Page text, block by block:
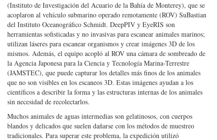
Los sistemas de imagen incluyeron los instrumentos DeepPIV
(velocimetría de imágenes de partículas) y EyeRIS (sistema de imagen
remota), desarrollados por el Laboratorio de Bioinspiración del MBARI
(Instituto de Investigación del Acuario de la Bahía de Monterey), que se
acoplaron al vehículo submarino operado remotamente (ROV) SuBastian
del Instituto Oceanográfico Schmidt. DeepPIV y EyeRIS son
herramientas sofisticadas y no invasivas para escanear animales marinos;
utilizan láseres para escanear organismos y crear imágenes 3D de los
mismos. Además, el equipo acopló al ROV una cámara de sombreado de
la Agencia Japonesa para la Ciencia y Tecnología Marina-Terrestre
(JAMSTEC), que puede capturar los detalles más finos de los animales
que no son visibles en los escaneos 3D. Estas imágenes ayudan a los
científicos a describir la forma y las estructuras internas de los animales
sin necesidad de recolectarlos.